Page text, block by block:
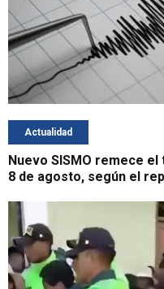
Actualidad
Nuevo SISMO remece
8 de agosto, según el